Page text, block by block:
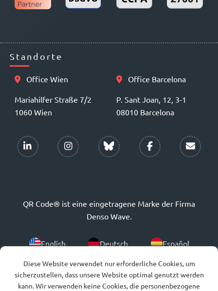
Standorte
Office Wien
Mariahilfer Straße 7/2
1060 Wien
Office Barcelona
P. Sant Joan, 12, 3-1
08010 Barcelona
QR Code® ist eine eingetragene Marke der Firma
Denso Wave.
English Deutsch Español
Português
Diese Website verwendet nur erforderliche Cookies, um
sicherzustellen, dass unsere Website optimal genutzt werden
kann. Wir verwenden keine Cookies, die personenbezogene